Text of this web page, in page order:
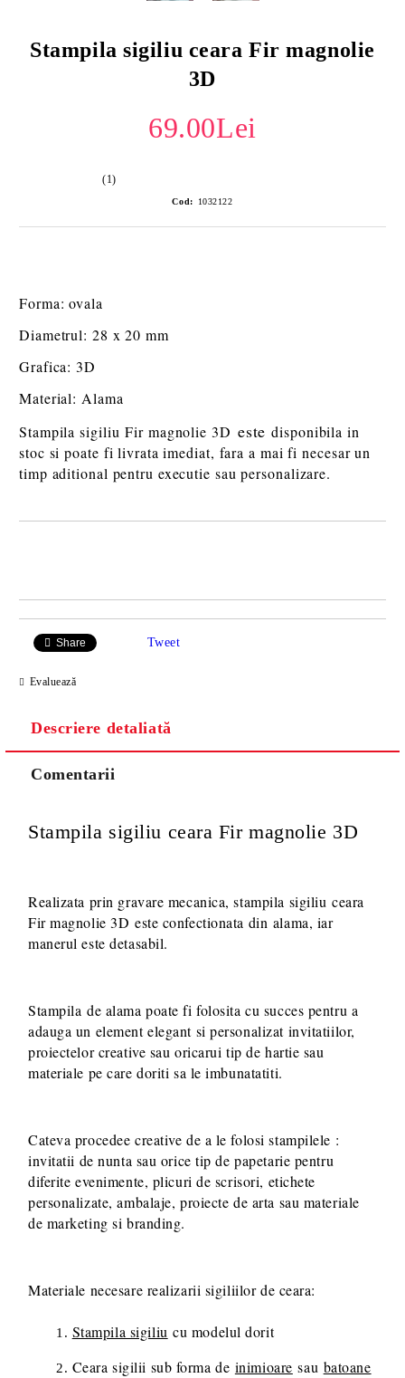
Stampila sigiliu ceara Fir magnolie
3D
69.00Lei
(1)
Cod: 1032122
Forma: ovala
Diametrul: 28 x 20 mm
Grafica: 3D
Material: Alama
Stampila sigiliu Fir magnolie 3D estedisponibila in
stoc si poate fi livrata imediat, fara a mai fi necesar un
timp aditional pentru executie sau personalizare.
Share Tweet
Evaluează
Descriere detaliată
Comentarii
Stampila sigiliu ceara Fir magnolie 3D
Realizata prin gravare mecanica, stampila sigiliu ceara
Fir magnolie 3D este confectionata din alama, iar
manerul este detasabil.
Stampila de alama poate fi folosita cu succes pentru a
adauga un element elegant si personalizat invitatiilor,
proiectelor creative sau oricarui tip de hartie sau
materiale pe care doriti sa le imbunatatiti.
Cateva procedee creative de a le folosi stampilele :
invitatii de nunta sau orice tip de papetarie pentru
diferite evenimente, plicuri de scrisori, etichete
personalizate, ambalaje, proiecte de arta sau materiale
de marketing si branding.
Materiale necesare realizarii sigiliilor de ceara:
Stampila sigiliu cu modelul dorit
Ceara sigilii sub forma de inimioare sau batoane